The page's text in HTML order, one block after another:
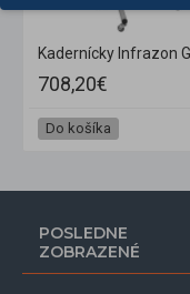
708,20€
Do košíka
POSLEDNE
ZOBRAZENÉ